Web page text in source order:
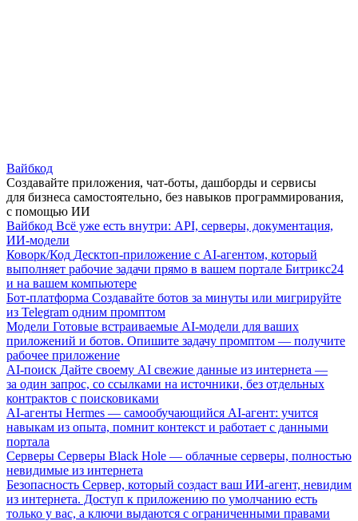
Вайбкод
Создавайте приложения, чат-боты, дашборды и сервисы
для бизнеса самостоятельно, без навыков программирования,
с помощью ИИ
Вайбкод Всё уже есть внутри: API, серверы, документация,
ИИ-модели
Коворк/Код Десктоп-приложение с AI-агентом, который
выполняет рабочие задачи прямо в вашем портале Битрикс24
и на вашем компьютере
Бот-платформа Создавайте ботов за минуты или мигрируйте
из Telegram одним промптом
Модели Готовые встраиваемые AI-модели для ваших
приложений и ботов. Опишите задачу промптом — получите
рабочее приложение
AI-поиск Дайте своему AI свежие данные из интернета —
за один запрос, со ссылками на источники, без отдельных
контрактов с поисковиками
AI-агенты Hermes — самообучающийся AI-агент: учится
навыкам из опыта, помнит контекст и работает с данными
портала
Серверы Серверы Black Hole — облачные серверы, полностью
невидимые из интернета
Безопасность Сервер, который создаст ваш ИИ-агент, невидим
из интернета. Доступ к приложению по умолчанию есть
только у вас, а ключи выдаются с ограниченными правами